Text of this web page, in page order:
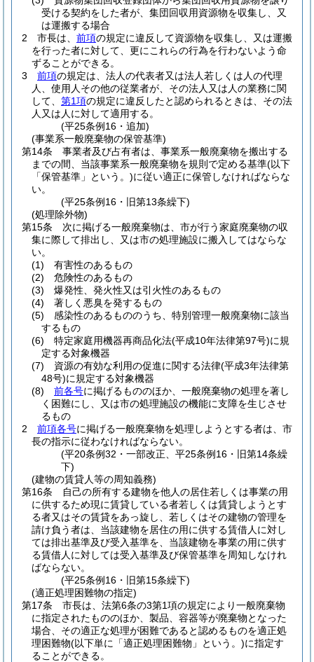
受ける契約をした者が、集団回収用資源物を収集し、又
は運搬する場合
2
市長は、 前項の規定に違反して資源物を収集し、又は運搬
を行った者に対して、更にこれらの行為を行わないよう命
ずることができる。
3
前項の規定は、法人の代表者又は法人若しくは人の代理
人、使用人その他の従業者が、その法人又は人の業務に関
して、 第1項の規定に違反したと認められるときは、その法
人又は人に対して適用する。
(平25条例16・追加)
(事業系一般廃棄物の保管基準)
第14条
事業者及び占有者は、事業系一般廃棄物を搬出する
までの間、当該事業系一般廃棄物を規則で定める基準(以下
「保管基準」という。)に従い適正に保管しなければならな
い。
(平25条例16・旧第13条繰下)
(処理除外物)
第15条
次に掲げる一般廃棄物は、市が行う家庭廃棄物の収
集に際して排出し、又は市の処理施設に搬入してはならな
い。
(1)
有害性のあるもの
(2)
危険性のあるもの
(3)
爆発性、発火性又は引火性のあるもの
(4)
著しく悪臭を発するもの
(5)
感染性のあるもののうち、特別管理一般廃棄物に該当
するもの
(6)
特定家庭用機器再商品化法(平成10年法律第97号)に規
定する対象機器
(7)
資源の有効な利用の促進に関する法律(平成3年法律第
48号)に規定する対象機器
(8)
前各号に掲げるもののほか、一般廃棄物の処理を著し
く困難にし、又は市の処理施設の機能に支障を生じさせ
るもの
2
前項各号に掲げる一般廃棄物を処理しようとする者は、市
長の指示に従わなければならない。
(平20条例32・一部改正、平25条例16・旧第14条繰
下)
(建物の賃貸人等の周知義務)
第16条
自己の所有する建物を他人の居住若しくは事業の用
に供するため現に賃貸している者若しくは賃貸しようとす
る者又はその賃貸をあっ旋し、若しくはその建物の管理を
請け負う者は、当該建物を居住の用に供する賃借人に対し
ては排出基準及び受入基準を、当該建物を事業の用に供す
る賃借人に対しては受入基準及び保管基準を周知しなけれ
ばならない。
(平25条例16・旧第15条繰下)
(適正処理困難物の指定)
第17条
市長は、法第6条の3第1項の規定により一般廃棄物
に指定されたもののほか、製品、容器等が廃棄物となった
場合、その適正な処理が困難であると認めるものを適正処
理困難物(以下単に「適正処理困難物」という。)に指定す
ることができる。